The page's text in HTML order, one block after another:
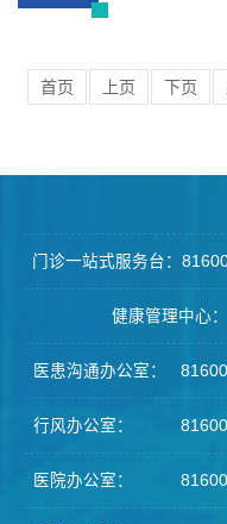
首页 上页 下页
门诊一站式服务台：
健康管理中心
医患沟通办公室：
行风办公室：
医院办公室：